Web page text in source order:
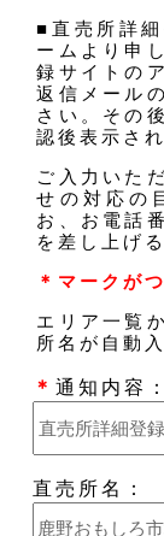
■直売所詳
ームより申
録サイトの
返信メール
さい。その
認後表示さ
ご入力いた
せの対応の
お、お電話
を差し上げ
＊マークが
エリア一覧
所名が自動
＊通知内容：
直売所名：